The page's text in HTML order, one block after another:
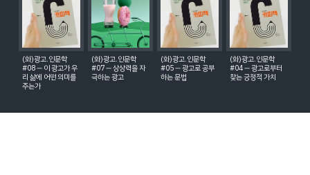
(화)광고.인문학
#08 ― 이 광고가 우
리 삶에 어떤 의미를
주는가
(화)광고.인문학
#07 ― 상상력을 자
극하는 광고
(화)광고.인문학
#05 ― 광고로 공부
하는 문법
(화)광고.인문학
#04 ― 광고로부터
찾는 긍정적 가치